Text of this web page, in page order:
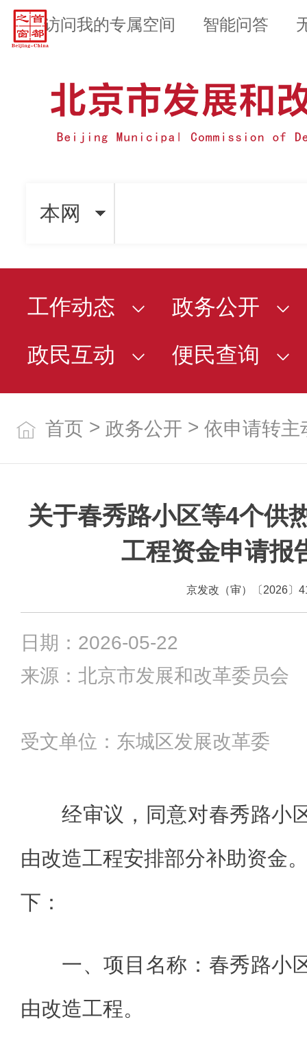
访问我的专属空间 智能问答
本网
工作动态
政务公开
政民互动
便民查询
首页 > 政务公开 > 依申请转主
关于春秀路小区等4个供
工程资金申请报
京发改（审）〔2026〕
日期：2026-05-22
来源：北京市发展和改革委员会
受文单位：东城区发展改革委
经审议，同意对春秀路小
由改造工程安排部分补助资金
下：
一、项目名称：春秀路小
由改造工程。